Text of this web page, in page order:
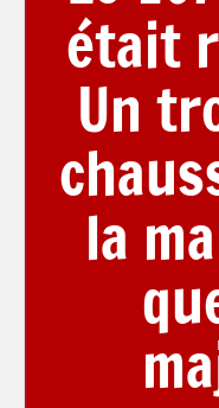
était
Un
la